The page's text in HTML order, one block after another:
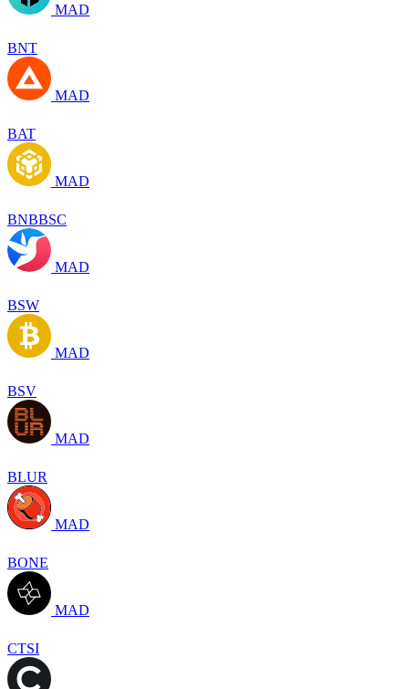
MAD
BNT
MAD
BAT
MAD
BNBBSC
MAD
BSW
MAD
BSV
MAD
BLUR
MAD
BONE
MAD
CTSI